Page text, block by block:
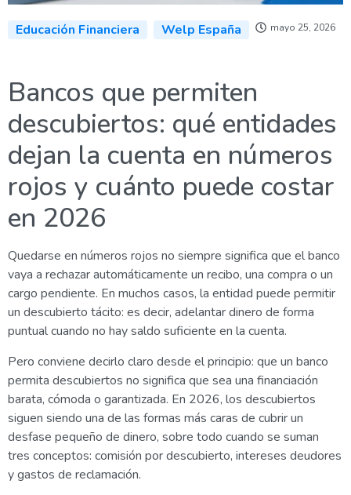
Educación Financiera Welp España mayo 25, 2026
Bancos que permiten
descubiertos: qué entidades
dejan la cuenta en números
rojos y cuánto puede costar
en 2026
Quedarse en números rojos no siempre significa que el banco
vaya a rechazar automáticamente un recibo, una compra o un
cargo pendiente. En muchos casos, la entidad puede permitir
un descubierto tácito: es decir, adelantar dinero de forma
puntual cuando no hay saldo suficiente en la cuenta.
Pero conviene decirlo claro desde el principio: que un banco
permita descubiertos no significa que sea una financiación
barata, cómoda o garantizada. En 2026, los descubiertos
siguen siendo una de las formas más caras de cubrir un
desfase pequeño de dinero, sobre todo cuando se suman
tres conceptos: comisión por descubierto, intereses deudores
y gastos de reclamación.